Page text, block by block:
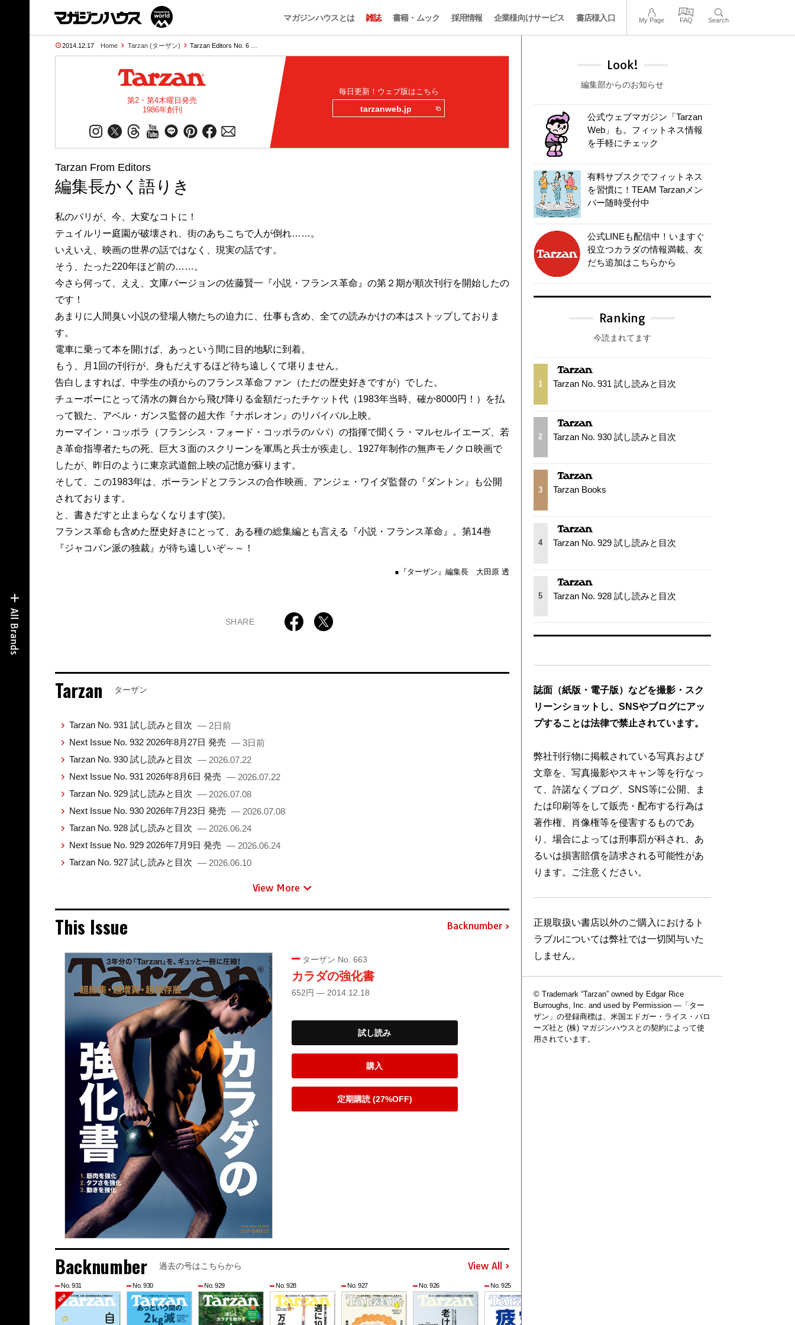
マガジンハウスとは 雑誌 書籍・ムック 採用情報 企業様向けサービス 書店様入口 My Page FAQ Search
2014.12.17 Home Tarzan (ターザン) Tarzan Editors No. 6 …
第2・第4木曜日発売
1986年創刊
毎日更新！ウェブ版はこちら
tarzanweb.jp
Tarzan From Editors
編集長かく語りき
私のパリが、今、大変なコトに！
テュイルリー庭園が破壊され、街のあちこちで人が倒れ……。
いえいえ、映画の世界の話ではなく、現実の話です。
そう、たった220年ほど前の……。
今さら何って、ええ、文庫バージョンの佐藤賢一『小説・フランス革命』の第２期が順次刊行を開始したの
です！
あまりに人間臭い小説の登場人物たちの迫力に、仕事も含め、全ての読みかけの本はストップしておりま
す。
電車に乗って本を開けば、あっという間に目的地駅に到着。
もう、月1回の刊行が、身もだえするほど待ち遠しくて堪りません。
告白しますれば、中学生の頃からのフランス革命ファン（ただの歴史好きですが）でした。
チューボーにとって清水の舞台から飛び降りる金額だったチケット代（1983年当時、確か8000円！）を払
って観た、アベル・ガンス監督の超大作『ナポレオン』のリバイバル上映。
カーマイン・コッポラ（フランシス・フォード・コッポラのパパ）の指揮で聞くラ・マルセルイエーズ、若
き革命指導者たちの死、巨大３面のスクリーンを軍馬と兵士が疾走し、1927年制作の無声モノクロ映画で
したが、昨日のように東京武道館上映の記憶が蘇ります。
そして、この1983年は、ポーランドとフランスの合作映画、アンジェ・ワイダ監督の『ダントン』も公開
されております。
と、書きだすと止まらなくなります(笑)。
フランス革命も含めた歴史好きにとって、ある種の総集編とも言える『小説・フランス革命』。第14巻
『ジャコバン派の独裁』が待ち遠しいぞ～～！
●『ターザン』編集長 大田原 透
SHARE
Tarzan ターザン
Tarzan No. 931 試し読みと目次 — 2日前
Next Issue No. 932 2026年8月27日 発売 — 3日前
Tarzan No. 930 試し読みと目次 — 2026.07.22
Next Issue No. 931 2026年8月6日 発売 — 2026.07.22
Tarzan No. 929 試し読みと目次 — 2026.07.08
Next Issue No. 930 2026年7月23日 発売 — 2026.07.08
Tarzan No. 928 試し読みと目次 — 2026.06.24
Next Issue No. 929 2026年7月9日 発売 — 2026.06.24
Tarzan No. 927 試し読みと目次 — 2026.06.10
View More
This Issue Backnumber
ターザン No. 663
カラダの強化書
652円 — 2014.12.18
試し読み
購入
定期購読 (27%OFF)
Backnumber 過去の号はこちらから View All
No. 931 No. 930 No. 929 No. 928 No. 927 No. 926 No. 925
Look!
編集部からのお知らせ
公式ウェブマガジン「Tarzan
Web」も。フィットネス情報
を手軽にチェック
有料サブスクでフィットネス
を習慣に！TEAM Tarzanメン
バー随時受付中
公式LINEも配信中！いますぐ
役立つカラダの情報満載。友
だち追加はこちらから
Ranking
今読まれてます
1 Tarzan No. 931 試し読みと目次
2 Tarzan No. 930 試し読みと目次
3 Tarzan Books
4 Tarzan No. 929 試し読みと目次
5 Tarzan No. 928 試し読みと目次
誌面（紙版・電子版）などを撮影・スク
リーンショットし、SNSやブログにアッ
プすることは法律で禁止されています。
弊社刊行物に掲載されている写真および
文章を、写真撮影やスキャン等を行なっ
て、許諾なくブログ、SNS等に公開、ま
たは印刷等をして販売・配布する行為は
著作権、肖像権等を侵害するものであ
り、場合によっては刑事罰が科され、あ
るいは損害賠償を請求される可能性があ
ります。ご注意ください。
正規取扱い書店以外のご購入におけるト
ラブルについては弊社では一切関与いた
しません。
© Trademark “Tarzan” owned by Edgar Rice
Burroughs, Inc. and used by Permission —「ター
ザン」の登録商標は、米国エドガー・ライス・バロ
ーズ社と (株) マガジンハウスとの契約によって使
用されています。